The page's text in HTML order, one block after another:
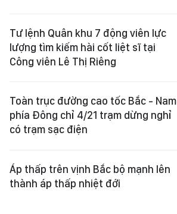
Tư lệnh Quân khu 7 động viên lực
lượng tìm kiếm hài cốt liệt sĩ tại
Công viên Lê Thị Riêng
Toàn trục đường cao tốc Bắc - Nam
phía Đông chỉ 4/21 trạm dừng nghỉ
có trạm sạc điện
Áp thấp trên vịnh Bắc bộ mạnh lên
thành áp thấp nhiệt đới